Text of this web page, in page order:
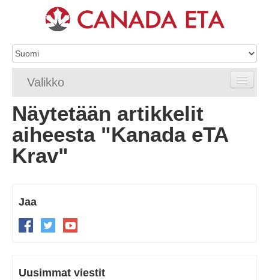
Valikko
Etusivu
eTA-hakemus
eTA-vaatimukset
Näytetään artikkelit
aiheesta "Kanada eTA
Krav"
Jaa
Uusimmat viestit